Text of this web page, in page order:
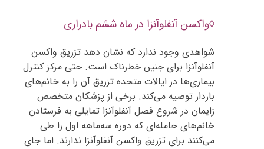
◊واکسن آنفلوآنزا در ماه ششم بادراری
شواهدی وجود ندارد که نشان دهد تزریق واکسن
آنفلوآنزا برای جنین خطرناک است. حتی مرکز کنترل
بیماری‌ها در ایالات متحده تزریق آن را به خانم‌های
باردار توصیه می‌کند. برخی از پزشکان متخصص
زایمان در شروع فصل آنفلوآنزا تمایلی به فرستادن
خانم‌های حامله‌ای که دوره سه‌ماهه اول را طی
می‌کنند برای تزریق واکسن آنفلوآنزا ندارند. اما جای